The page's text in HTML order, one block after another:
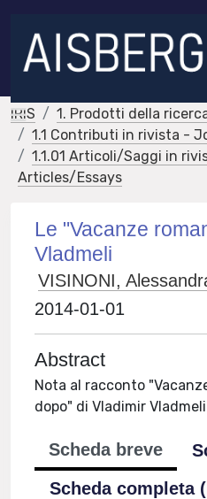
IRIS
1. Prodotti della
1.1 Contributi in rivista -
1.1.01 Articoli/Saggi in
Articles/Essays
Le "Vacanze
Vladmeli
VISINONI,
2014-01-01
Abstract
Nota al racconto
dopo" di Vladimir Vladmeli
Scheda breve
Scheda completa